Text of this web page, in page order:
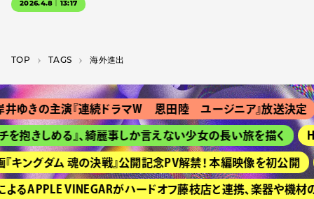
2026.4.8｜13:17
TOP T­A­G­S 海外進出
の主演『連続ドラマＷ 恩田陸 ユージニア』放送決定 『
きしめる』、綺麗事しか言えない少女の長い旅を描く
グダム 魂の決戦』公開記念PV解禁！ 本編映像を初公開
APPLE VINEGARがハードオフ藤枝店と連携、楽器や機材の